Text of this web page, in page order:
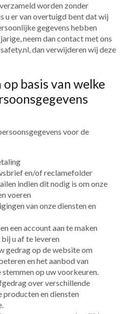
worden zonder
u er van overtuigd bent dat wij
gegevens hebben
neem dan contact met ons
dan verwijderen wij deze
basis van welke
voor de
en/of reclamefolder
indien dit nodig is om onze
voeren
van onze diensten en
een account aan te maken
u af te leveren
gedrag op de website om
en het aanbod van
op uw voorkeuren.
over verschillende
producten en diensten